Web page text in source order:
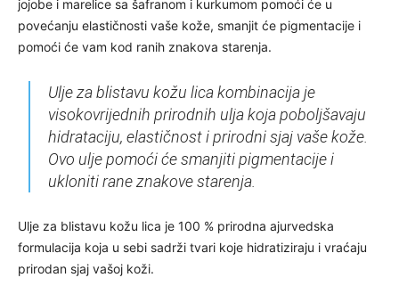
jojobe i marelice sa šafranom i kurkumom pomoći će u
povećanju elastičnosti vaše kože, smanjit će pigmentacije i
pomoći će vam kod ranih znakova starenja.
Ulje za blistavu kožu lica kombinacija je
visokovrijednih prirodnih ulja koja poboljšavaju
hidrataciju, elastičnost i prirodni sjaj vaše kože.
Ovo ulje pomoći će smanjiti pigmentacije i
ukloniti rane znakove starenja.
Ulje za blistavu kožu lica je 100 % prirodna ajurvedska
formulacija koja u sebi sadrži tvari koje hidratiziraju i vraćaju
prirodan sjaj vašoj koži.